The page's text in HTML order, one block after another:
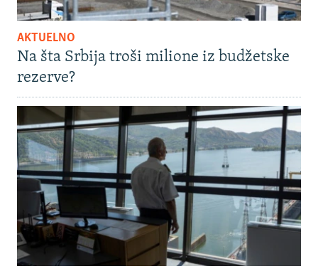
AKTUELNO
Na šta Srbija troši milione iz budžetske
rezerve?